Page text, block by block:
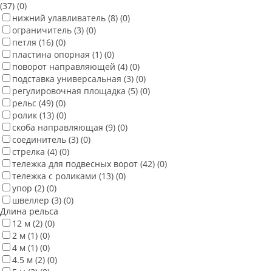
(37) (0)
нижний улавливатель (8) (0)
ограничитель (3) (0)
петля (16) (0)
пластина опорная (1) (0)
поворот направляющей (4) (0)
подставка универсальная (3) (0)
регулировочная площадка (5) (0)
рельс (49) (0)
ролик (13) (0)
скоба направляющая (9) (0)
соединитель (3) (0)
стрелка (4) (0)
тележка для подвесных ворот (42) (0)
тележка с роликами (13) (0)
упор (2) (0)
швеллер (3) (0)
Длина рельса
12 м (2) (0)
2 м (1) (0)
4 м (1) (0)
4.5 м (2) (0)